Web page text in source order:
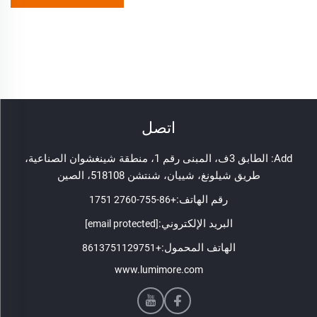
اتصل
Add: الطابق 3ف، المبنى رقم 1، منطقة شينغشوان الصناعية،
طريق شيلونغ، شييان، شنتشن 518108، الصين
رقم الهاتف:+86-755-2760 1751
البريد الإلكتروني:[email protected]
الهاتف المحمول:+8613751129751
www.lumimore.com